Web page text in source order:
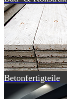
Betonfertigteile